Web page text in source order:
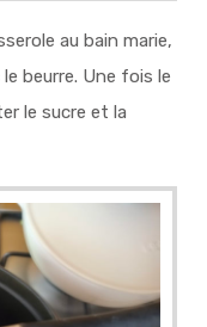
au bain marie,
beurre. Une fois le
le sucre et la